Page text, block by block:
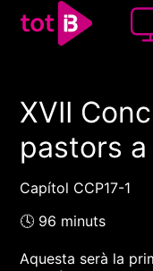
00:00
1x
XVII
pastors
Capítol CCP17-1
🕓 96 minuts
Aquesta serà la